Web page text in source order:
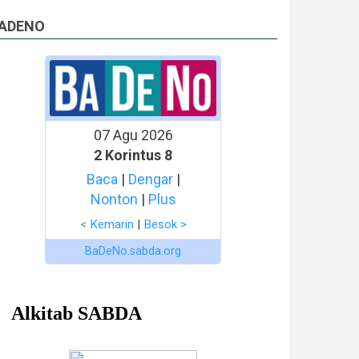
07 Agu 2026
2 Korintus 8
Baca | Dengar|
Nonton | Plus
< Kemarin | Besok >
BaDeNo.sabda.org